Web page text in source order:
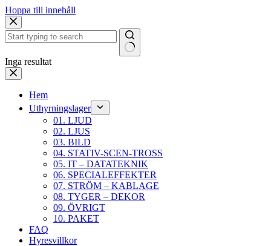
Hoppa till innehåll
Inga resultat
Hem
Uthyrningslager
01. LJUD
02. LJUS
03. BILD
04. STATIV-SCEN-TROSS
05. IT – DATATEKNIK
06. SPECIALEFFEKTER
07. STRÖM – KABLAGE
08. TYGER – DEKOR
09. ÖVRIGT
10. PAKET
FAQ
Hyresvillkor